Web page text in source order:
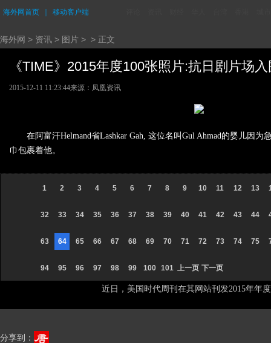
海外网首页 移动客户端
海外网 > 资讯 > 图片 > > 正文
《TIME》2015年度100张照片:抗日剧片场
2015-12-11 11:23:44来源：凤凰资讯
在阿富汗Helmand省Lashkar Gah, 这位名叫Gul Ahmad的婴儿因
巾包裹着他。
1 2 3 4 5 6 7 8 9 10 11 12 13
32 33 34 35 36 37 38 39 40 41 42 43 44
63 64 65 66 67 68 69 70 71 72 73 74 75
94 95 96 97 98 99 100 101 上一页 下一页
近日，美国时代周刊在其网站刊发2015年年度
分享到：